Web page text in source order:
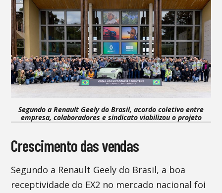
Segundo a Renault Geely do Brasil, acordo coletivo entre
empresa, colaboradores e sindicato viabilizou o projeto
Crescimento das vendas
Segundo a Renault Geely do Brasil, a boa
receptividade do EX2 no mercado nacional foi